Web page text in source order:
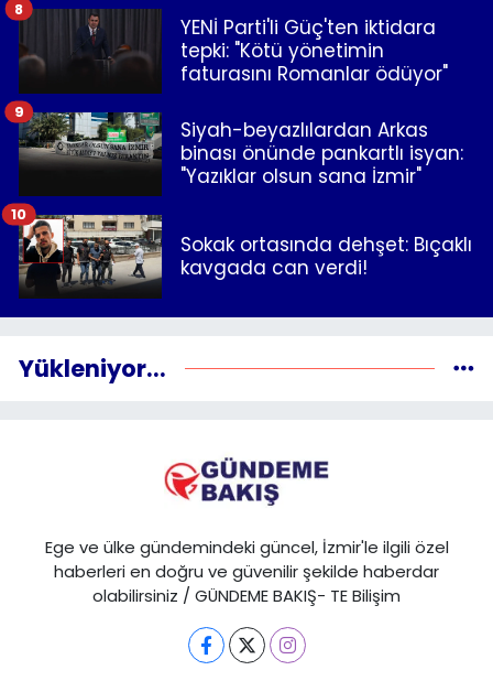
YENİ Parti'li Güç'ten iktidara
tepki: "Kötü yönetimin
faturasını Romanlar ödüyor"
8
Siyah-beyazlılardan Arkas
binası önünde pankartlı isyan:
"Yazıklar olsun sana İzmir"
9
Sokak ortasında dehşet: Bıçaklı
kavgada can verdi!
10
Yükleniyor...
Ege ve ülke gündemindeki güncel, İzmir'le ilgili özel
haberleri en doğru ve güvenilir şekilde haberdar
olabilirsiniz / GÜNDEME BAKIŞ- TE Bilişim